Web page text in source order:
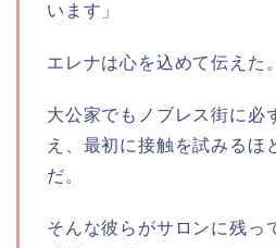
います」
エレナは心を込めて伝えた。
大公家でもノブレス街に必
え、最初に接触を試みるほ
だ。
そんな彼らがサロンに残っ